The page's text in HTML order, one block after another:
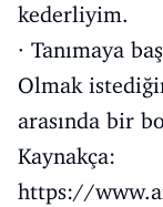
kederliyim.
· Tanımaya
Olmak
arasında bir
Kaynakça:
https://